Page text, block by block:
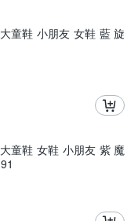
童鞋 小朋友 女鞋 藍 旋
童鞋 女鞋 小朋友 紫 魔